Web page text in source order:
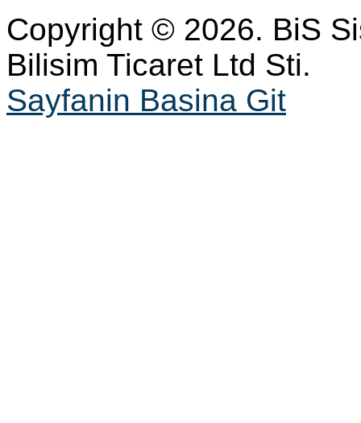
Copyright © 2026. BiS
Bilisim Ticaret Ltd Sti.
Sayfanin Basina Git